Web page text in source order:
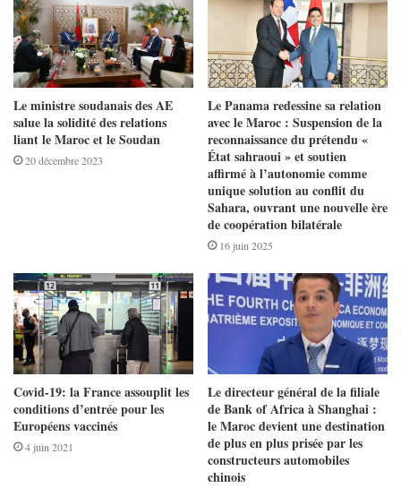
Le ministre soudanais des AE
salue la solidité des relations
liant le Maroc et le Soudan
20 décembre 2023
Le Panama redessine sa relation
avec le Maroc : Suspension de la
reconnaissance du prétendu «
État sahraoui » et soutien
affirmé à l’autonomie comme
unique solution au conflit du
Sahara, ouvrant une nouvelle ère
de coopération bilatérale
16 juin 2025
Covid-19: la France assouplit les
conditions d’entrée pour les
Européens vaccinés
4 juin 2021
Le directeur général de la filiale
de Bank of Africa à Shanghai :
le Maroc devient une destination
de plus en plus prisée par les
constructeurs automobiles
chinois